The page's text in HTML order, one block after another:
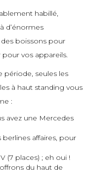
habillé,
d’énormes
boissons pour
vos appareils.
période, seules les
à haut standing vous
:
avez une Mercedes
affaires, pour
(7 places) ; eh oui !
du haut de